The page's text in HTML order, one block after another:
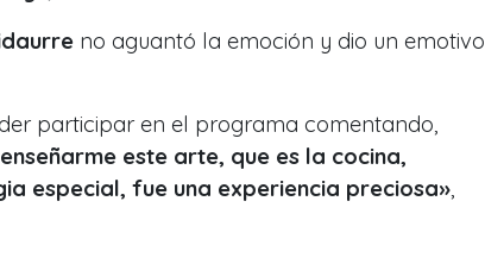
no aguantó la emoción y dio un emotivo
participar en el programa comentando,
este arte, que es la cocina,
especial, fue una experiencia preciosa»,